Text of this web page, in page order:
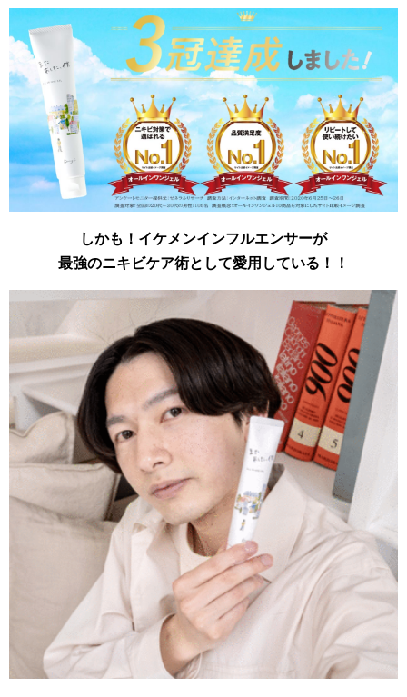
しかも！イケメンインフルエンサーが
最強のニキビケア術として愛用している！！